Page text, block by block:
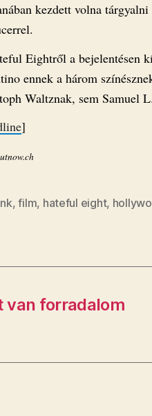
kezdett volna
Eightről a bejelentésen
ennek a három
Waltznak, sem Samuel
]
,film, hateful eight,
van forradalom